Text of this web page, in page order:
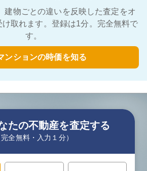
建物ごとの違いを反映した査定をオ
け取れます。登録は1分。完全無料で
す。
ンションの時価を知る
たの不動産を査定する
完全無料・入力１分）